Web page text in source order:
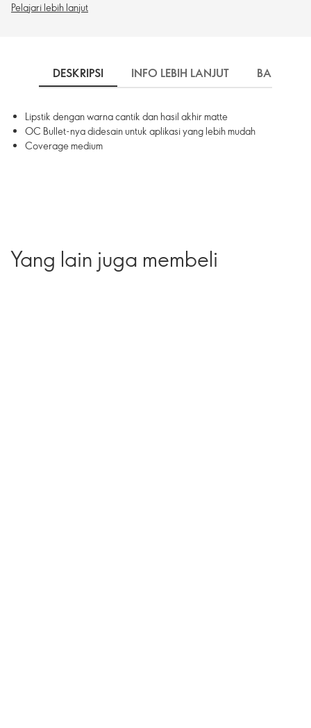
Pelajari lebih lanjut
DESKRIPSI INFO LEBIH LANJUT BAHAN
Lipstik dengan warna cantik dan hasil akhir matte
OC Bullet-nya didesain untuk aplikasi yang lebih mudah
Coverage medium
Yang lain juga membeli